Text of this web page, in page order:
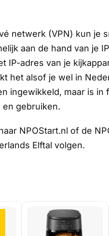
netwerk (VPN) kun je
aan de hand van je
IP-adres van je
het alsof je wel in
ingewikkeld, maar is
en gebruiken.
NPOStart.nl of de
Elftal volgen.